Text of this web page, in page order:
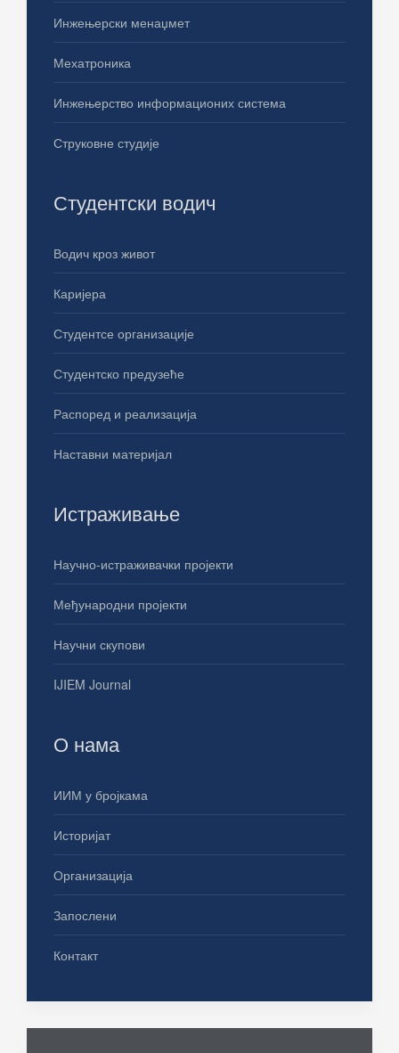
Инжењерски менаџмет
Мехатроника
Инжењерство информационих система
Струковне студије
Студентски водич
Водич кроз живот
Каријера
Студентсе организације
Студентско предузеће
Распоред и реализација
Наставни материјал
Истраживање
Научно-истраживачки пројекти
Међународни пројекти
Научни скупови
IJIEM Journal
О нама
ИИМ у бројкама
Историјат
Организација
Запослени
Контакт